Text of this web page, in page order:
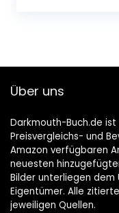
Über uns
Darkmouth-Buch.de
Preisvergleichs- und
Amazon verfügbaren
neuesten
Bilder unterliegen dem
Eigentümer. Alle
jeweiligen Quellen.